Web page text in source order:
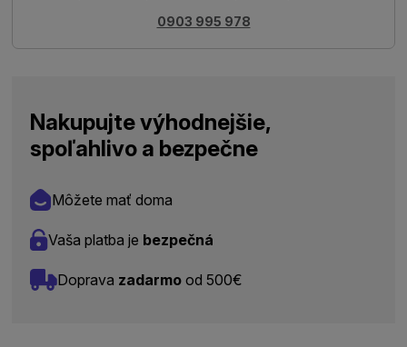
0903 995 978
Nakupujte výhodnejšie,
spoľahlivo a bezpečne
Môžete mať doma
Vaša platba je bezpečná
Doprava zadarmo od 500€